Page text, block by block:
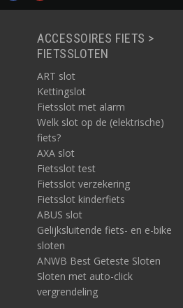
ACCESSOIRES FIETS >
FIETSSLOTEN
ART slot
Kettingslot
Fietsslot met alarm
Welk slot op de (elektrische)
fiets?
AXA slot
Fietsslot test
Fietsslot verzekering
Fietsslot kinderfiets
ABUS slot
Gelijksluitende fiets- en e-bike
sloten
ANWB Best Geteste Sloten
Sloten met auto-click
vergrendeling